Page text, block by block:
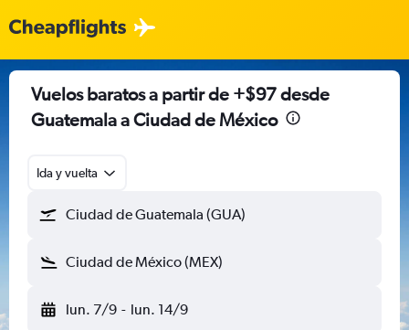
Vuelos baratos a partir de +$97 desde
Guatemala a Ciudad de México
Ida y vuelta
Ciudad de Guatemala (GUA)
Ciudad de México (MEX)
lun. 7/9 - lun. 14/9